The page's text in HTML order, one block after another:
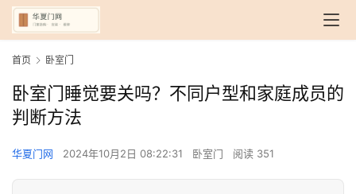
首页 卧室门
卧室门睡觉要关吗？不同户型和家庭成员的
判断方法
华夏门网 2024年10月2日 08:22:31 卧室门 阅读 351